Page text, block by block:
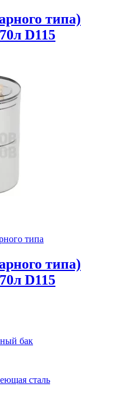
типа)
D115
типа
типа)
D115
бак
сталь